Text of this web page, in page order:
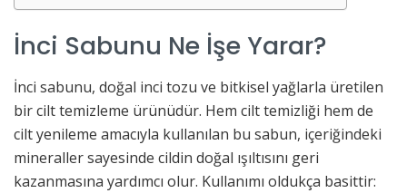
İnci Sabunu Ne İşe Yarar?
İnci sabunu, doğal inci tozu ve bitkisel yağlarla üretilen
bir cilt temizleme ürünüdür. Hem cilt temizliği hem de
cilt yenileme amacıyla kullanılan bu sabun, içeriğindeki
mineraller sayesinde cildin doğal ışıltısını geri
kazanmasına yardımcı olur. Kullanımı oldukça basittir: